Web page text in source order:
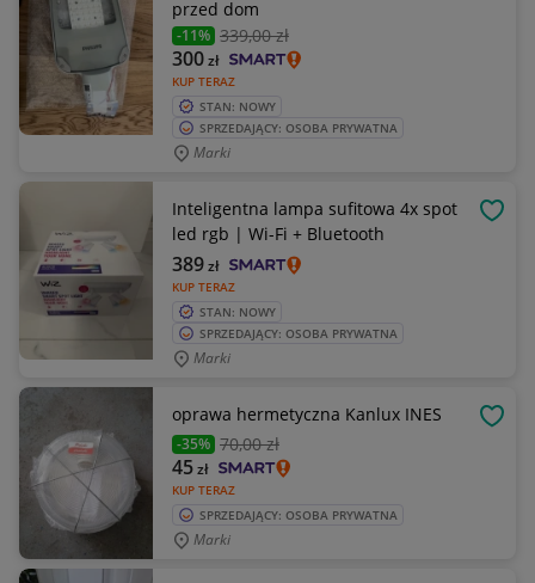
przed dom
-11% 339,00 zł
KUP TERAZ
300zł
STAN: NOWY
SPRZEDAJĄCY: OSOBA PRYWATNA
Marki
Inteligentna lampa sufitowa 4x spot
led rgb | Wi-Fi + Bluetooth
KUP TERAZ
389zł
STAN: NOWY
SPRZEDAJĄCY: OSOBA PRYWATNA
Marki
oprawa hermetyczna Kanlux INES
-35% 70,00 zł
KUP TERAZ
45zł
SPRZEDAJĄCY: OSOBA PRYWATNA
Marki